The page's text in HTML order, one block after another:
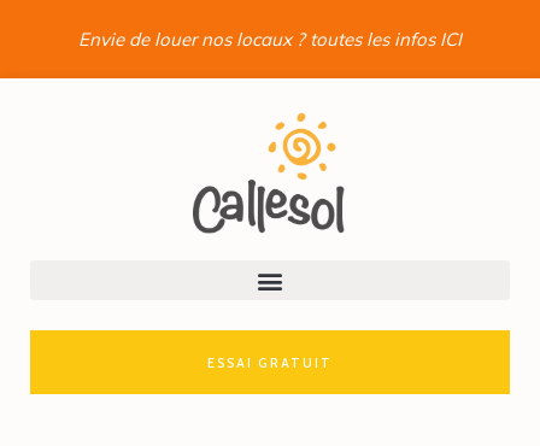
Envie de louer nos locaux ? toutes les infos ICI
ESSAI GRATUIT